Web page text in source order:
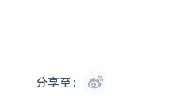
分享至：